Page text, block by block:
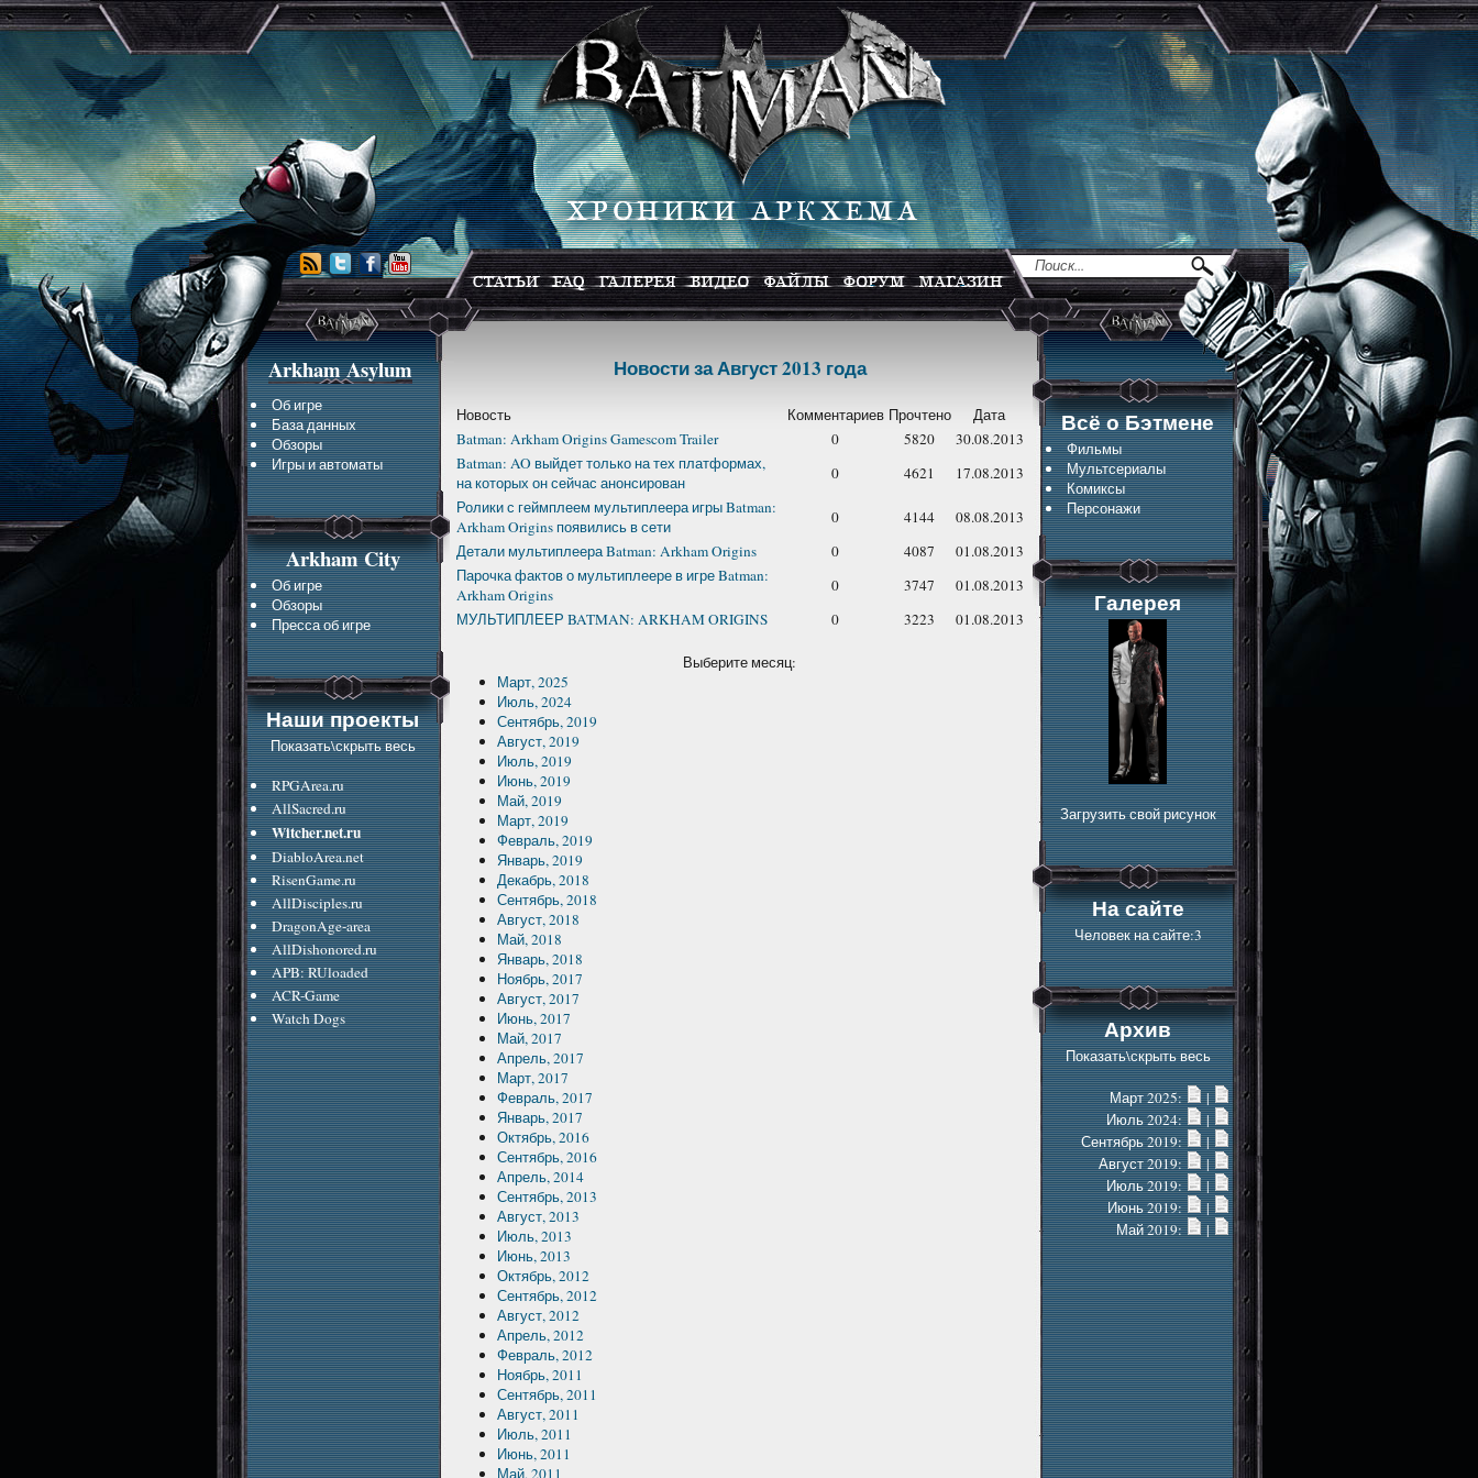
Arkham Asylum
Об игре
База данных
Обзоры
Игры и автоматы
Arkham City
Об игре
Обзоры
Пресса об игре
Наши проекты
Показать\скрыть весь
RPGArea.ru
AllSacred.ru
Witcher.net.ru
DiabloArea.net
RisenGame.ru
AllDisciples.ru
DragonAge-area
AllDishonored.ru
APB: RUloaded
ACR-Game
Watch Dogs
Новости за Август 2013 года
Новость Комментариев Прочтено
Дата
Batman: Arkham Origins Gamescom Trailer
0 5820
30.08.2013
Batman: AO выйдет только на тех платформах,
на которых он сейчас анонсирован
0 4621
17.08.2013
Ролики с геймплеем мультиплеера игры Batman:
Arkham Origins появились в сети
0 4144
08.08.2013
Детали мультиплеера Batman: Arkham Origins
0 4087
01.08.2013
Парочка фактов о мультиплеере в игре Batman:
Arkham Origins
0 3747
01.08.2013
МУЛЬТИПЛЕЕР BATMAN: ARKHAM ORIGINS
0 3223 01.08.2013
Выберите месяц:
Март, 2025
Июль, 2024
Сентябрь, 2019
Август, 2019
Июль, 2019
Июнь, 2019
Май, 2019
Март, 2019
Февраль, 2019
Январь, 2019
Декабрь, 2018
Сентябрь, 2018
Август, 2018
Май, 2018
Январь, 2018
Ноябрь, 2017
Август, 2017
Июнь, 2017
Май, 2017
Апрель, 2017
Март, 2017
Февраль, 2017
Январь, 2017
Октябрь, 2016
Сентябрь, 2016
Апрель, 2014
Сентябрь, 2013
Август, 2013
Июль, 2013
Июнь, 2013
Октябрь, 2012
Сентябрь, 2012
Август, 2012
Апрель, 2012
Февраль, 2012
Ноябрь, 2011
Сентябрь, 2011
Август, 2011
Июль, 2011
Июнь, 2011
Май, 2011
Всё о Бэтмене
Фильмы
Мультсериалы
Комиксы
Персонажи
Галерея
Загрузить свой рисунок
На сайте
Человек на сайте:3
Архив
Показать\скрыть весь
Март 2025:
|
Июль 2024:
|
Сентябрь 2019:
|
Август 2019:
|
Июль 2019:
|
Июнь 2019:
|
Май 2019:
|